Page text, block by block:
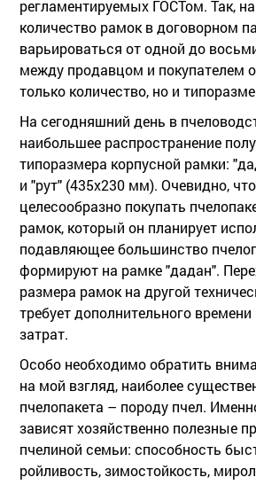
регламентируемых ГОСТом. Так,
количество рамок в договорном
варьироваться от одной до
между продавцом и покупателем
только количество, но и
На сегодняшний день в
наибольшее распространение
типоразмера корпусной рамки:
и "рут" (435х230 мм). Очевидно,
целесообразно покупать
рамок, который он планирует
подавляющее большинство
формируют на рамке "дадан".
размера рамок на другой
требует дополнительного
затрат.
Особо необходимо обратить
на мой взгляд, наиболее
пчелопакета – породу пчел.
зависят хозяйственно полезные
пчелиной семьи: способность
ройливость, зимостойкость,